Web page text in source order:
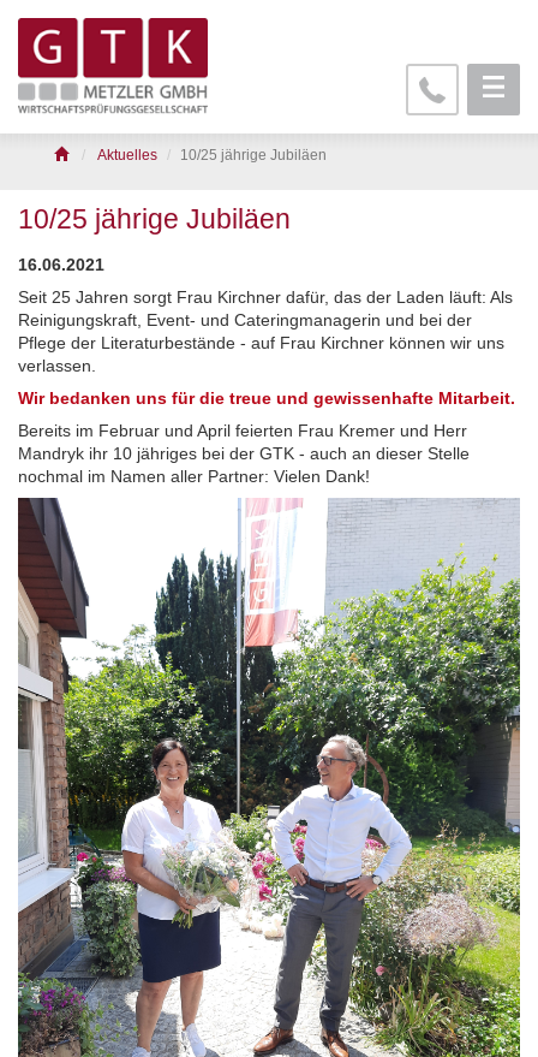
Aktuelles 10/25 jährige Jubiläen
10/25 jährige Jubiläen
16.06.2021
Seit 25 Jahren sorgt Frau Kirchner dafür, das der Laden läuft: Als
Reinigungskraft, Event- und Cateringmanagerin und bei der
Pflege der Literaturbestände - auf Frau Kirchner können wir uns
verlassen.
Wir bedanken uns für die treue und gewissenhafte Mitarbeit.
Bereits im Februar und April feierten Frau Kremer und Herr
Mandryk ihr 10 jähriges bei der GTK - auch an dieser Stelle
nochmal im Namen aller Partner: Vielen Dank!